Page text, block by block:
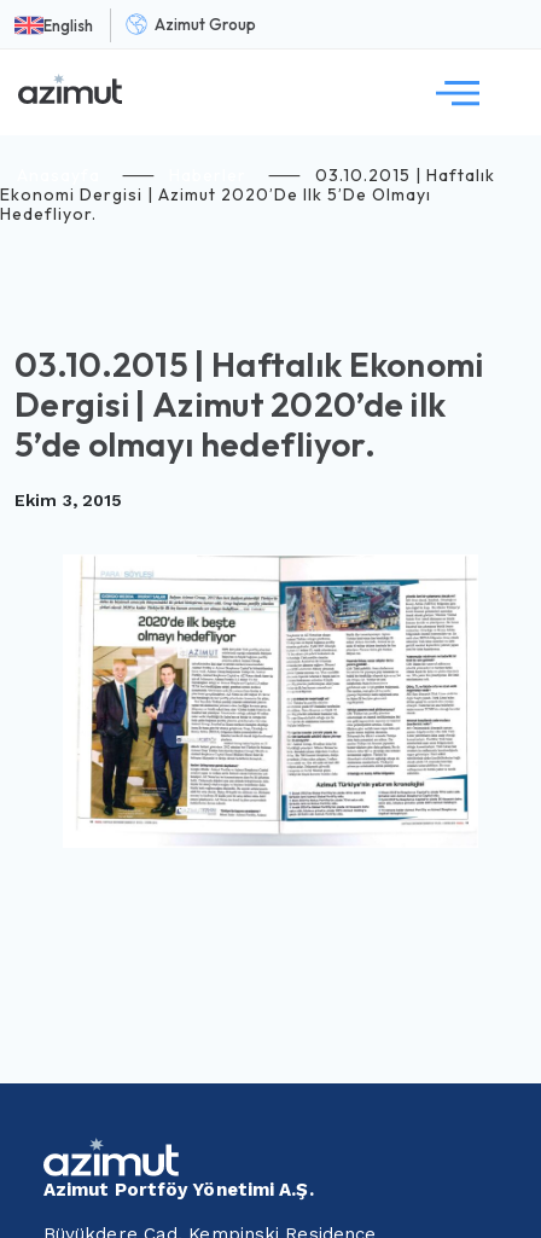
English Azimut Group
⸺ ⸺
03.10.2015 | Haftalık
Ekonomi Dergisi | Azimut 2020’de Ilk 5’de Olmayı
Hedefliyor.
03.10.2015 | Haftalık Ekonomi
Dergisi | Azimut 2020’de ilk
5’de olmayı hedefliyor.
Ekim 3, 2015
Azimut Portföy Yönetimi A.Ş.